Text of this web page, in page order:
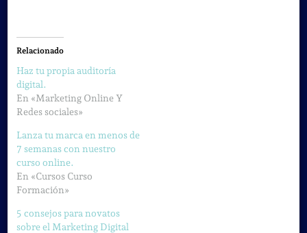
Relacionado
Haz tu propia auditoría
digital.
En «Marketing Online Y
Redes sociales»
Lanza tu marca en menos de
7 semanas con nuestro
curso online.
En «Cursos Curso
Formación»
5 consejos para novatos
sobre el Marketing Digital